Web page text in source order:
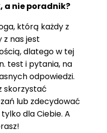
a nie poradnik?
którą każdy z
z nas jest
dlatego w tej
test i pytania, na
odpowiedzi.
skorzystać
lub zdecydować
tylko dla Ciebie. A